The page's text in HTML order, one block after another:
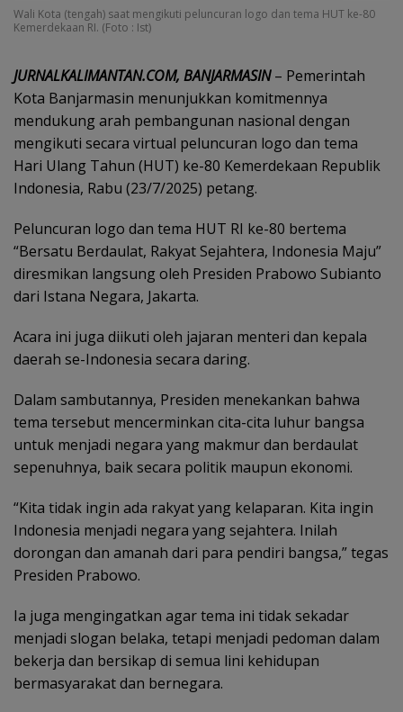
Wali Kota (tengah) saat mengikuti peluncuran logo dan tema HUT ke-80
Kemerdekaan RI. (Foto : Ist)
JURNALKALIMANTAN.COM, BANJARMASIN– Pemerintah
Kota Banjarmasin menunjukkan komitmennya
mendukung arah pembangunan nasional dengan
mengikuti secara virtual peluncuran logo dan tema
Hari Ulang Tahun (HUT) ke-80 Kemerdekaan Republik
Indonesia, Rabu (23/7/2025) petang.
Peluncuran logo dan tema HUT RI ke-80 bertema
“Bersatu Berdaulat, Rakyat Sejahtera, Indonesia Maju”
diresmikan langsung oleh Presiden Prabowo Subianto
dari Istana Negara, Jakarta.
Acara ini juga diikuti oleh jajaran menteri dan kepala
daerah se-Indonesia secara daring.
Dalam sambutannya, Presiden menekankan bahwa
tema tersebut mencerminkan cita-cita luhur bangsa
untuk menjadi negara yang makmur dan berdaulat
sepenuhnya, baik secara politik maupun ekonomi.
“Kita tidak ingin ada rakyat yang kelaparan. Kita ingin
Indonesia menjadi negara yang sejahtera. Inilah
dorongan dan amanah dari para pendiri bangsa,” tegas
Presiden Prabowo.
Ia juga mengingatkan agar tema ini tidak sekadar
menjadi slogan belaka, tetapi menjadi pedoman dalam
bekerja dan bersikap di semua lini kehidupan
bermasyarakat dan bernegara.